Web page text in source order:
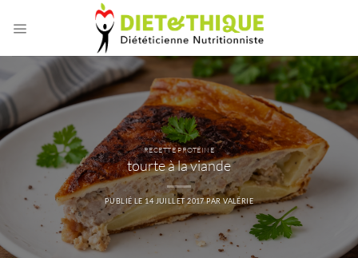
RECETTE PROTÉINE
tourte à la viande
PUBLIÉ LE14 JUILLET 2017 PARVALÉRIE